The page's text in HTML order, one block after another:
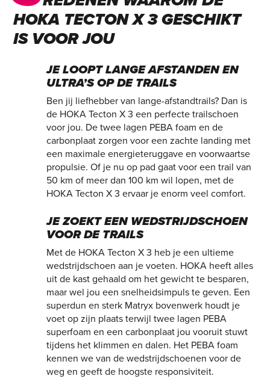
HOKA TECTON X 3 GESCHIKT
IS VOOR JOU
JE LOOPT LANGE AFSTANDEN EN
ULTRA’S OP DE TRAILS
Ben jij liefhebber van lange-afstandtrails? Dan is
de HOKA Tecton X 3 een perfecte trailschoen
voor jou. De twee lagen PEBA foam en de
carbonplaat zorgen voor een zachte landing met
een maximale energieteruggave en voorwaartse
propulsie. Of je nu op pad gaat voor een trail van
50 km of meer dan 100 km wil lopen, met de
HOKA Tecton X 3 ervaar je enorm veel comfort.
JE ZOEKT EEN WEDSTRIJDSCHOEN
VOOR DE TRAILS
Met de HOKA Tecton X 3 heb je een ultieme
wedstrijdschoen aan je voeten. HOKA heeft alles
uit de kast gehaald om het gewicht te besparen,
maar wel jou een snelheidsimpuls te geven. Een
superdun en sterk Matryx bovenwerk houdt je
voet op zijn plaats terwijl twee lagen PEBA
superfoam en een carbonplaat jou vooruit stuwt
tijdens het klimmen en dalen. Het PEBA foam
kennen we van de wedstrijdschoenen voor de
weg en geeft de hoogste responsiviteit.